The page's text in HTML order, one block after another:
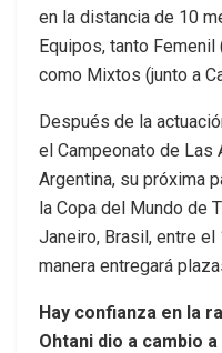
en la distancia de 10
Equipos, tanto Femenil
como Mixtos (junto a
Después de la
el Campeonato de Las
Argentina, su próxima
la Copa del Mundo de
Janeiro, Brasil, entre
manera entregará
Hay confianza en la
Ohtani dio a cambio